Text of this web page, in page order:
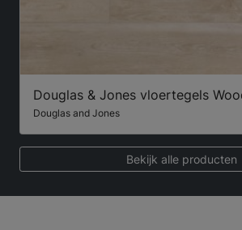
Douglas & Jones vloertegels
Douglas and Jones
Bekijk alle producten